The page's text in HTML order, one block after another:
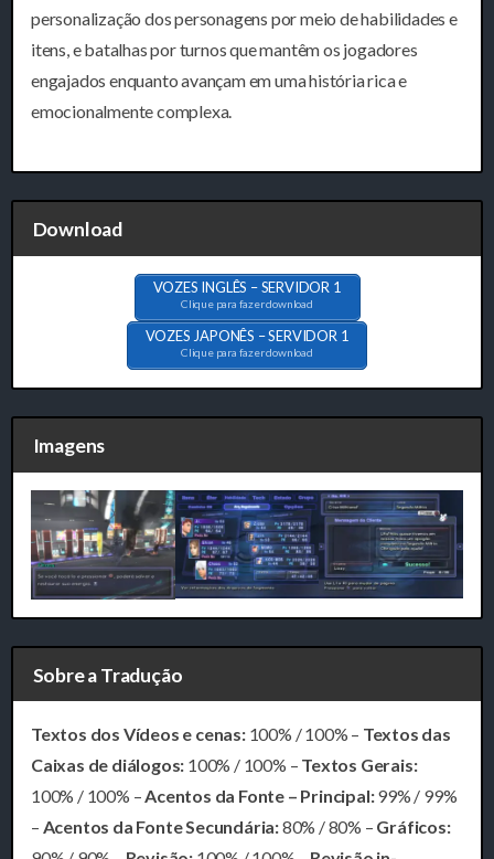
personalização dos personagens por meio de habilidades e
itens, e batalhas por turnos que mantêm os jogadores
engajados enquanto avançam em uma história rica e
emocionalmente complexa.
Download
VOZES INGLÊS – SERVIDOR 1
Clique para fazer download
VOZES JAPONÊS – SERVIDOR 1
Clique para fazer download
Imagens
Sobre a Tradução
Textos dos Vídeos e cenas:100% / 100% – Textos das
Caixas de diálogos: 100% / 100% – Textos Gerais:
100% / 100% –Acentos da Fonte – Principal:99% / 99%
– Acentos da Fonte Secundária:80% / 80% – Gráficos: